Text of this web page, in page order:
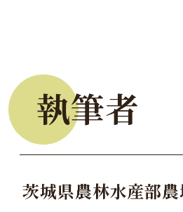
執筆者
茨城県農林水産部